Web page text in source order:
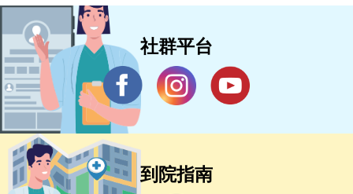
社群平台
到院指南